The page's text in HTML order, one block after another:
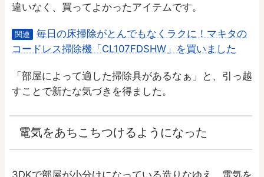
違いなく、買ってよかったアイテムです。
関連
毎日の床掃除がとんでもなくラクに！マキタの
コードレス掃除機「CL107FDSHW」を買いました
「部屋によって適した掃除具があるなぁ」と、引っ越
すことで新たな気づきを得ました。
電気をあちこちつけるようになった